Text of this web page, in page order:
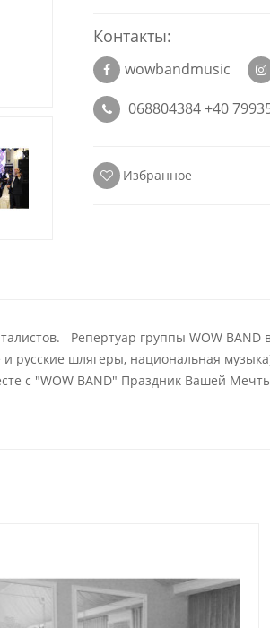
Контакты:
wowbandmusic
068804384 +40
Избранное
Репертуар группы WOW
шлягеры, национальная
с "WOW BAND" Праздник Вашей